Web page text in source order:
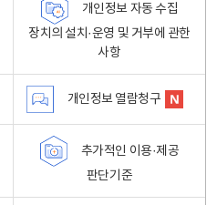
개인정보 자동 수집
장치의 설치·운영 및 거부에 관한
사항
개인정보 열람청구
추가적인 이용·제공
판단기준